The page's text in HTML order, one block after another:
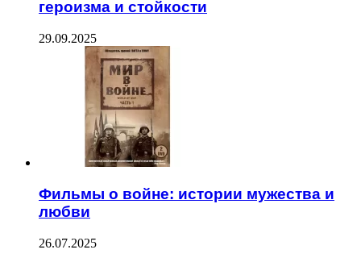
героизма и стойкости
29.09.2025
Фильмы о войне: истории мужества и
любви
26.07.2025